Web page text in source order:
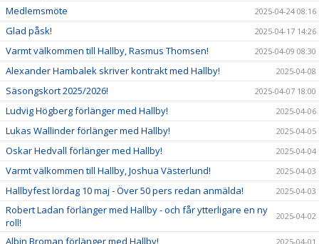
Medlemsmöte 2025-04-24 08:16
Glad påsk! 2025-04-17 14:26
Varmt välkommen till Hallby, Rasmus Thomsen! 2025-04-09 08:30
Alexander Hambalek skriver kontrakt med Hallby! 2025-04-08
Säsongskort 2025/2026! 2025-04-07 18:00
Ludvig Högberg förlänger med Hallby! 2025-04-06
Lukas Wallinder förlänger med Hallby! 2025-04-05
Oskar Hedvall förlänger med Hallby! 2025-04-04
Varmt välkommen till Hallby, Joshua Västerlund! 2025-04-03
Hallbyfest lördag 10 maj - Över 50 pers redan anmälda! 2025-04-03
Robert Ladan förlänger med Hallby - och får ytterligare en ny
roll!
2025-04-02
Albin Broman förlänger med Hallby! 2025-04-01